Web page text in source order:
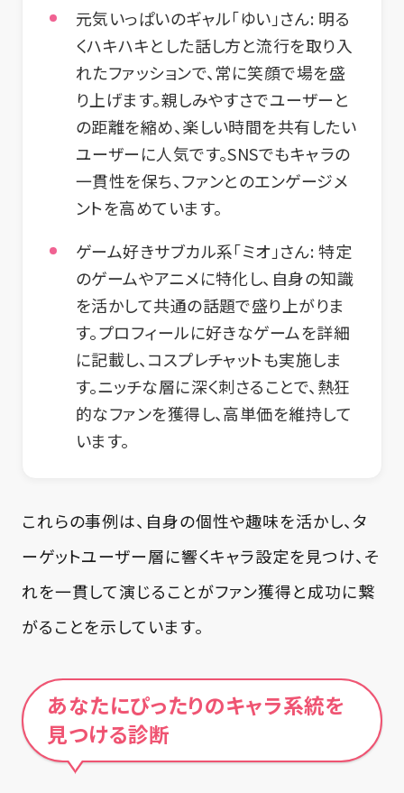
元気いっぱいのギャル「ゆい」さん: 明る
くハキハキとした話し方と流行を取り入
れたファッションで、常に笑顔で場を盛
り上げます。親しみやすさでユーザーと
の距離を縮め、楽しい時間を共有したい
ユーザーに人気です。SNSでもキャラの
一貫性を保ち、ファンとのエンゲージメ
ントを高めています。
ゲーム好きサブカル系「ミオ」さん:特定
のゲームやアニメに特化し、自身の知識
を活かして共通の話題で盛り上がりま
す。プロフィールに好きなゲームを詳細
に記載し、コスプレチャットも実施しま
す。ニッチな層に深く刺さることで、熱狂
的なファンを獲得し、高単価を維持して
います。
これらの事例は、自身の個性や趣味を活かし、タ
ーゲットユーザー層に響くキャラ設定を見つけ、そ
れを一貫して演じることがファン獲得と成功に繋
がることを示しています。
あなたにぴったりのキャラ系統を
見つける診断